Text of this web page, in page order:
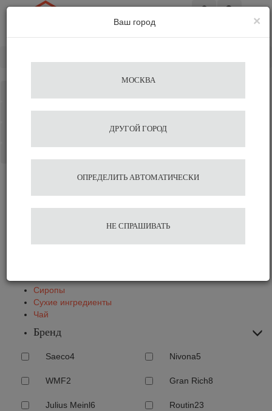
Избранное
Кофе для кофемашины
Сиропы
Сухие ингредиенты
Чай
Бренд
Saeco4 Nivona5
WMF2 Gran Rich8
Julius Meinl6 Routin23
×
Ваш город
МОСКВА
ДРУГОЙ ГОРОД
ОПРЕДЕЛИТЬ АВТОМАТИЧЕСКИ
НЕ СПРАШИВАТЬ